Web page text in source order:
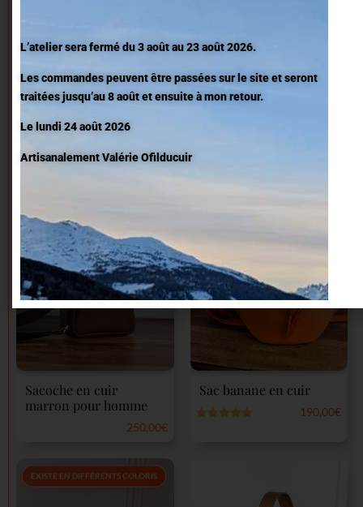
Sac bandoulière
homme en cuir
Note5.00
Sacoche homme en
Sacoche en cuir
marron pour homme
250,00€
sur
5
Sac banane en cuir
190,00€
EXISTE EN DIFFÉRENTS COLORIS
L’atelier sera fermé du 3 août au 23 août 2026.
Les commandes peuvent être passées sur le site et seront
traitées jusqu’au 8 août et ensuite à mon retour.
Le lundi 24 août 2026
Artisanalement Valérie Ofilducuir